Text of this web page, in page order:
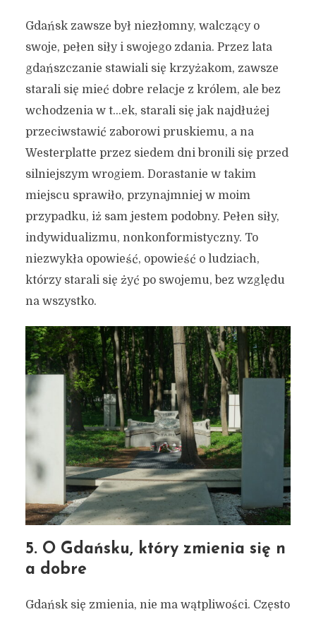
7 opowieści o Gdańsku –
miejskie inspiracje #113
25 czerwca 2024
5 min czytania
Autor:Kamil Sulewski
Gdańsk zawsze był niezłomny, walczący o
swoje, pełen siły i swojego zdania. Przez lata
gdańszczanie stawiali się krzyżakom, zawsze
starali się mieć dobre relacje z królem, ale bez
wchodzenia w t…ek, starali się jak najdłużej
przeciwstawić zaborowi pruskiemu, a na
Westerplatte przez siedem dni bronili się przed
silniejszym wrogiem. Dorastanie w takim
miejscu sprawiło, przynajmniej w moim
przypadku, iż sam jestem podobny. Pełen siły,
indywidualizmu, nonkonformistyczny. To
niezwykła opowieść, opowieść o ludziach,
którzy starali się żyć po swojemu, bez względu
na wszystko.
5. O Gdańsku, który zmienia się n
a dobre
Gdańsk się zmienia, nie ma wątpliwości. Często